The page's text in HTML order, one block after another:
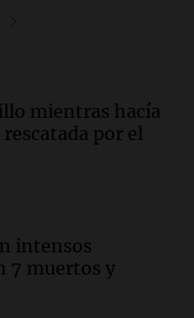
mientras hacía
por el
intensos
7 muertos y